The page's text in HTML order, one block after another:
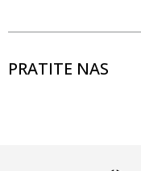
PRATITE NAS